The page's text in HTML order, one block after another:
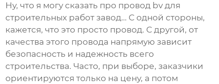
Ну, что я могу сказать про провод bv для
строительных работ завод… С одной стороны,
кажется, что это просто провод. С другой, от
качества этого провода напрямую зависит
безопасность и надежность всего
строительства. Часто, при выборе, заказчики
ориентируются только на цену, а потом